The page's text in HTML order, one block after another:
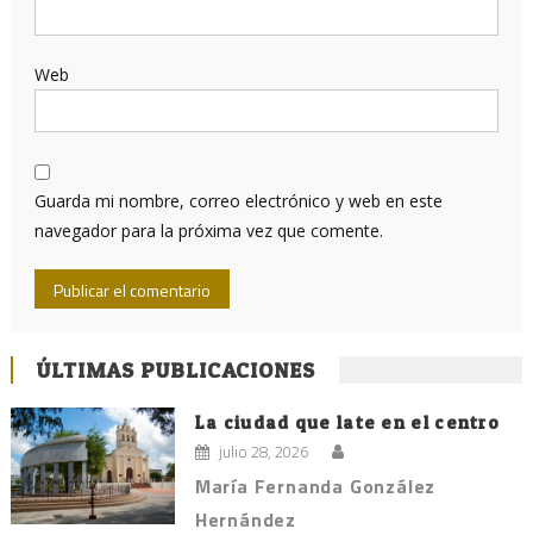
Web
Guarda mi nombre, correo electrónico y web en este
navegador para la próxima vez que comente.
ÚLTIMAS PUBLICACIONES
La ciudad que late en el centro
julio 28, 2026
María Fernanda González
Hernández